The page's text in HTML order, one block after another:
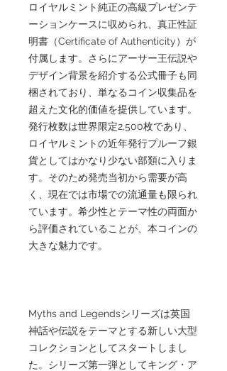
ロイヤルミント純正の高級プレゼンテ
ーションケースに収められ、真正性証
明書（Certificate of Authenticity）が
付属します。さらにアーサー王伝説や
デザイン背景を紹介する公式冊子も同
梱されており、単なるコイン収集品を
超えた文化的価値を提供しています。
発行枚数は世界限定2,500枚であり、
ロイヤルミントの近年発行プルーフ銀
貨としてはかなり少ない部類に入りま
す。そのため発売当初から需要が高
く、現在では市場での流通量も限られ
ています。希少性とテーマ性の両面か
ら評価されていることが、本コインの
大きな魅力です。
Myths and Legendsシリーズは英国
神話や伝説をテーマとする新しい大型
コレクションとしてスタートしまし
た。シリーズ第一弾としてキング・ア